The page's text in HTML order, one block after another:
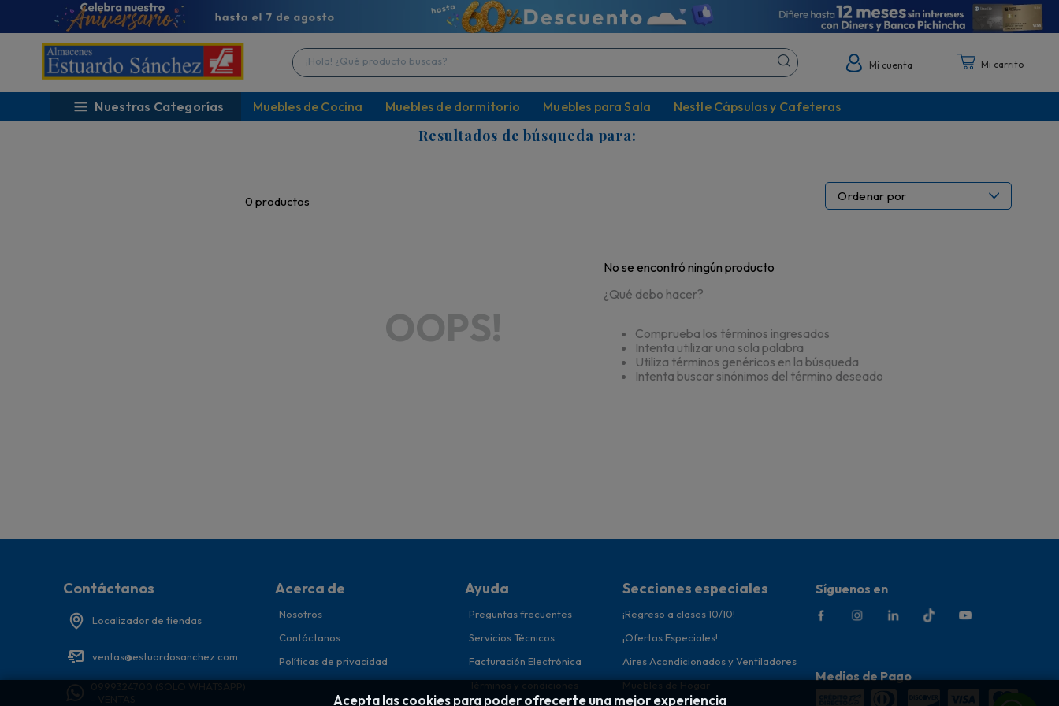
¡Hola! ¿Qué producto buscas?
Mi cuenta
Nuestras Categorías Muebles de Cocina Muebles de dormitorio Muebles para Sala Nestle Cápsulas y Cafeteras
Resultados de búsqueda para:
0 productos Ordenar por
OOPS!
No se encontró ningún producto
¿Qué debo hacer?
Comprueba los términos ingresados
Intenta utilizar una sola palabra
Utiliza términos genéricos en la búsqueda
Intenta buscar sinónimos del término deseado
Contáctanos
Localizador de tiendas
ventas@estuardosanchez.com
Acerca de
Nosotros
Contáctanos
Políticas de privacidad
Ayuda
Preguntas frecuentes
Servicios Técnicos
Facturación Electrónica
Secciones especiales
¡Regreso a clases 10/10!
¡Ofertas Especiales!
Aires Acondicionados y Ventiladores
Síguenos en
Medios de Pago